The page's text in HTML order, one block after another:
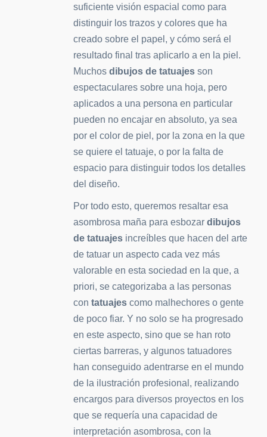
suficiente visión espacial como para
distinguir los trazos y colores que ha
creado sobre el papel, y cómo será el
resultado final tras aplicarlo a en la piel.
Muchosdibujos de tatuajes son
espectaculares sobre una hoja, pero
aplicados a una persona en particular
pueden no encajar en absoluto, ya sea
por el color de piel, por la zona en la que
se quiere el tatuaje, o por la falta de
espacio para distinguir todos los detalles
del diseño.
Por todo esto, queremos resaltar esa
asombrosa maña para esbozardibujos
de tatuajes increíbles que hacen del arte
de tatuar un aspecto cada vez más
valorable en esta sociedad en la que, a
priori, se categorizaba a las personas
contatuajes como malhechores o gente
de poco fiar. Y no solo se ha progresado
en este aspecto, sino que se han roto
ciertas barreras, y algunos tatuadores
han conseguido adentrarse en el mundo
de la ilustración profesional, realizando
encargos para diversos proyectos en los
que se requería una capacidad de
interpretación asombrosa, con la